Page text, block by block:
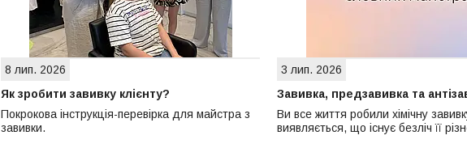
8 лип. 2026
Як зробити завивку клієнту?
Покрокова інструкція-перевірка для майстра з
завивки.
3 лип. 2026
Завивка, предзавивка та
Ви все життя робили хімічну
виявляється, що існує безліч її